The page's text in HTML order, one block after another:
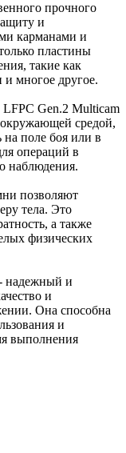
прочного
и
карманами и
пластины
такие как
многое другое.
Gen.2 Multicam
окружающей средой,
поле боя или в
операций в
наблюдения.
позволяют
тела. Это
а также
физических
надежный и
и
Она способна
и
выполнения